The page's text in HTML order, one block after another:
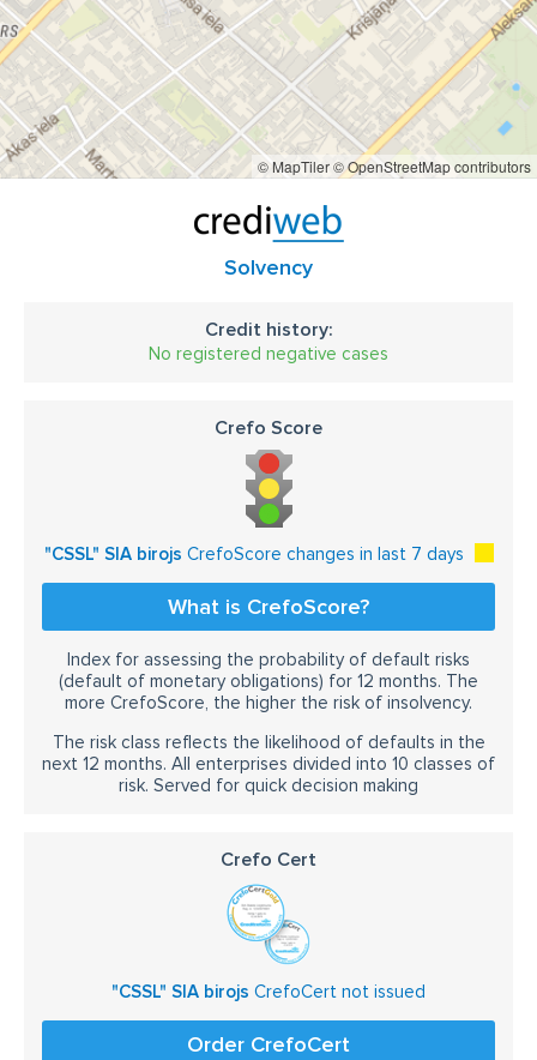
© MapTiler© OpenStreetMap contributors
Solvency
Credit history:
No registered negative cases
Crefo Score
"CSSL" SIA birojs CrefoScore changes in last 7 days
What is CrefoScore?
Index for assessing the probability of default risks
(default of monetary obligations) for 12 months. The
more CrefoScore, the higher the risk of insolvency.
The risk class reflects the likelihood of defaults in the
next 12 months. All enterprises divided into 10 classes of
risk. Served for quick decision making
Crefo Cert
"CSSL" SIA birojs CrefoCert not issued
Order CrefoCert